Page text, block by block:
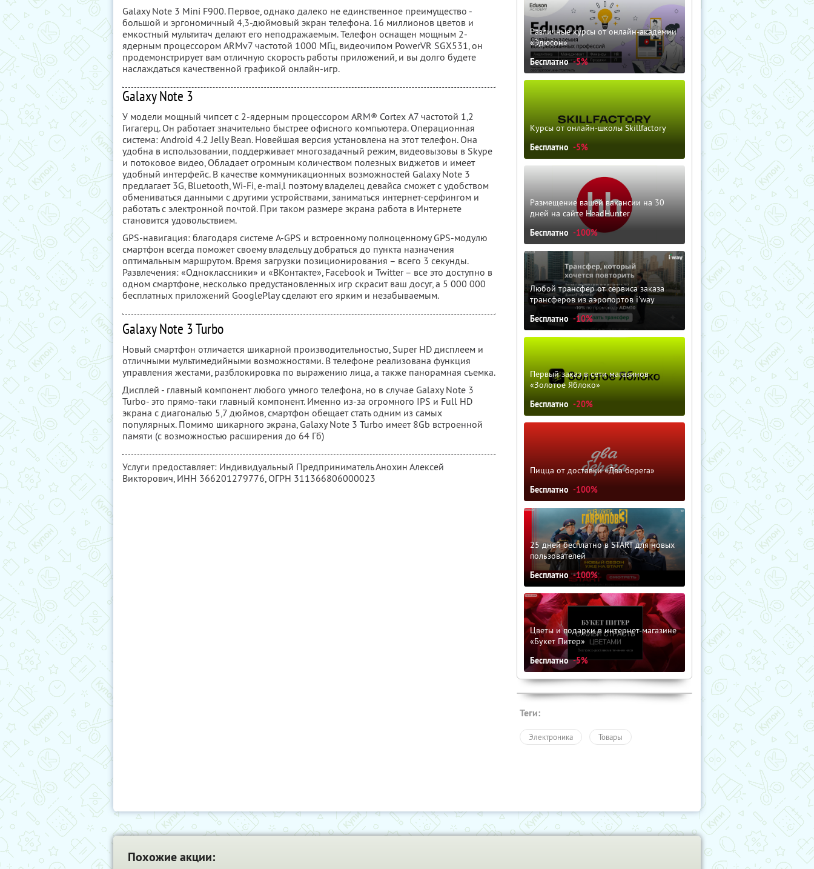
Galaxy Note 3 Mini F900. Первое, однако далеко не единственное преимущество -
большой и эргономичный 4,3-дюймовый экран телефона. 16 миллионов цветов и
емкостный мультитач делают его неподражаемым. Телефон оснащен мощным 2-
ядерным процессором ARMv7 частотой 1000 МГц, видеочипом PowerVR SGX531, он
продемонстрирует вам отличную скорость работы приложений, и вы долго будете
наслаждаться качественной графикой онлайн-игр.
Galaxy Note 3
У модели мощный чипсет c 2-ядерным процессором ARM® Cortex А7 частотой 1,2
Гигагерц. Он работает значительно быстрее офисного компьютера. Операционная
система: Android 4.2 Jelly Bean. Новейшая версия установлена на этот телефон. Она
удобна в использовании, поддерживает многозадачный режим, видеовызовы в Skype
и потоковое видео, Обладает огромным количеством полезных виджетов и имеет
удобный интерфейс. В качестве коммуникационных возможностей Galaxy Note 3
предлагает 3G, Bluetooth, Wi-Fi, е-mai,l поэтому владелец девайса сможет с удобством
обмениваться данными с другими устройствами, заниматься интернет-серфингом и
работать с электронной почтой. При таком размере экрана работа в Интернете
становится удовольствием.
GPS-навигация: благодаря системе A-GPS и встроенному полноценному GPS-модулю
смартфон всегда поможет своему владельцу добраться до пункта назначения
оптимальным маршрутом. Время загрузки позиционирования – всего 3 секунды.
Развлечения: «Одноклассники» и «ВКонтакте», Facebook и Twitter – все это доступно в
одном смартфоне, несколько предустановленных игр скрасит ваш досуг, а 5 000 000
бесплатных приложений GooglePlay сделают его ярким и незабываемым.
Galaxy Note 3 Turbo
Новый смартфон отличается шикарной производительностью, Super HD дисплеем и
отличными мультимедийными возможностями. В телефоне реализована функция
управления жестами, разблокировка по выражению лица, а также панорамная съемка.
Дисплей - главный компонент любого умного телефона, но в случае Galaxy Note 3
Turbo- это прямо-таки главный компонент. Именно из-за огромного IPS и Full HD
экрана с диагональю 5,7 дюймов, смартфон обещает стать одним из самых
популярных. Помимо шикарного экрана, Galaxy Note 3 Turbo имеет 8Gb встроенной
памяти (с возможностью расширения до 64 Гб)
Услуги предоставляет: Индивидуальный Предприниматель Анохин Алексей
Викторович, ИНН 366201279776, ОГРН 311366806000023
Различные курсы от онлайн-академии
«Эдюсон»
Бесплатно -5%
Курсы от онлайн-школы Skillfactory
Бесплатно -5%
Размещение вашей вакансии на 30
дней на сайте HeadHunter
Бесплатно -100%
Любой трансфер от сервиса заказа
трансферов из аэропортов i'way
Бесплатно -10%
Первый заказ в сети магазинов
«Золотое Яблоко»
Бесплатно -20%
Пицца от доставки «Два берега»
Бесплатно -100%
25 дней бесплатно в START для новых
пользователей
Бесплатно -100%
Цветы и подарки в интернет-магазине
«Букет Питер»
Бесплатно -5%
Теги:
Электроника Товары
Похожие акции: